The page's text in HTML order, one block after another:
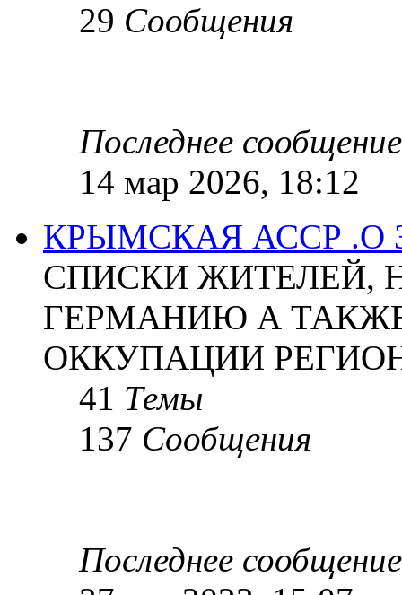
29 Сообщения
Последнее сообщение
14 мар 2026, 18:12
КРЫМСКАЯ АССР .О
СПИСКИ ЖИТЕЛЕЙ,
ГЕРМАНИЮ А
ОККУПАЦИИ
41 Темы
137 Сообщения
Последнее сообщение